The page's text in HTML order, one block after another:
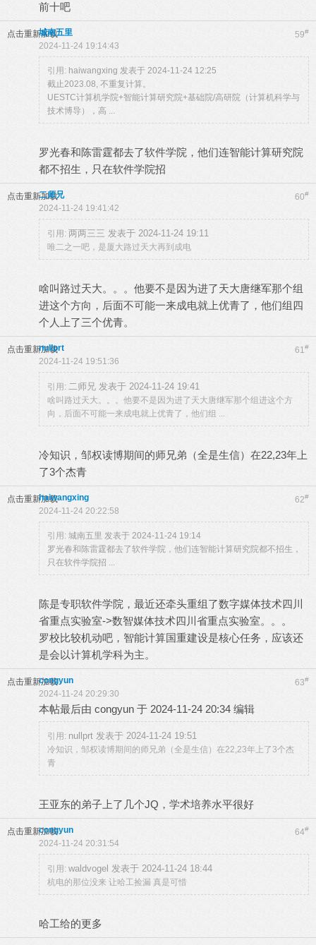
前十吧
点击重新加载 59#
城南五里
2024-11-24 19:14:43
引用: haiwangxing 发表于 2024-11-24 12:25
截止2023.08, 不重复计算。
UESTC计算机学院+智能计算研究院+基础院/高研院（计算机科学与
技术博导），高 ...
罗光春和陈雷霆都去了软件学院，他们连智能计算研究院
都不招生，只在软件学院招
点击重新加载 60#
二师兄
2024-11-24 19:41:42
引用: 两两三三 发表于 2024-11-24 19:11
唯二之一吧，是厦大路过天大再到成电
啥叫路过天大。。。他要不是因为进了天大唐继军那个组
进这个方向，后面不可能一来成电就上优青了，他们组四
个人上了三个优青。
点击重新加载 61#
nullprt
2024-11-24 19:51:36
引用: 二师兄 发表于 2024-11-24 19:41
啥叫路过天大。。。他要不是因为进了天大唐继军那个组进这个方
向，后面不可能一来成电就上优青了，他们组 ...
冷知识，邹权读博期间的师兄弟（全是生信）在22,23年上
了3个杰青
点击重新加载 62#
haiwangxing
2024-11-24 20:22:58
引用: 城南五里 发表于 2024-11-24 19:14
罗光春和陈雷霆都去了软件学院，他们连智能计算研究院都不招生，
只在软件学院招 ...
陈是专职软件学院，最近还牵头重组了数字媒体技术四川
省重点实验室->数智媒体技术四川省重点实验室。。。
罗校比较机动吧，智能计算国重建设是核心任务，应该还
是会以计算机学科为主。
点击重新加载 63#
congyun
2024-11-24 20:29:30
本帖最后由 congyun 于 2024-11-24 20:34 编辑
引用: nullprt 发表于 2024-11-24 19:51
冷知识，邹权读博期间的师兄弟（全是生信）在22,23年上了3个杰
青
王亚东的弟子上了几个JQ，学术培养水平很好
点击重新加载 64#
congyun
2024-11-24 20:31:54
引用: waldvogel 发表于 2024-11-24 18:44
杭电的那位没来 让哈工捡漏 真是可惜
哈工给的更多